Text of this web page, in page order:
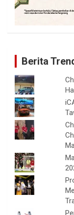
Berita